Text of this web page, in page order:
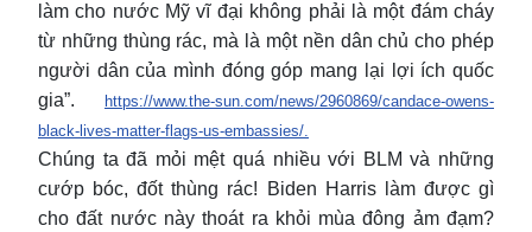
làm cho nước Mỹ vĩ đại không phải là một đám cháy
từ những thùng rác, mà là một nền dân chủ cho phép
người dân của mình đóng góp mang lại lợi ích quốc
gia”.
https://www.the-sun.com/news/2960869/candace-owens-
black-lives-matter-flags-us-embassies/.
Chúng ta đã mỏi mệt quá nhiều với BLM và những
cướp bóc, đốt thùng rác! Biden Harris làm được gì
cho đất nước này thoát ra khỏi mùa đông ảm đạm?